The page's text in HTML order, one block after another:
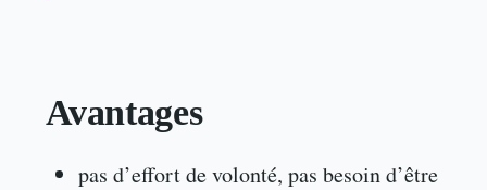
Avantages
pas d’effort de volonté, pas besoin d’être